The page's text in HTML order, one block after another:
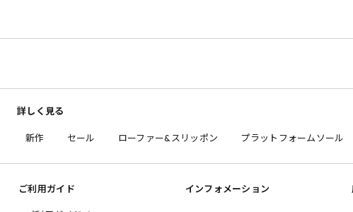
詳しく見る
新作 セール ローファー&スリッポン プラットフォームソール
ご利用ガイド インフォメーション